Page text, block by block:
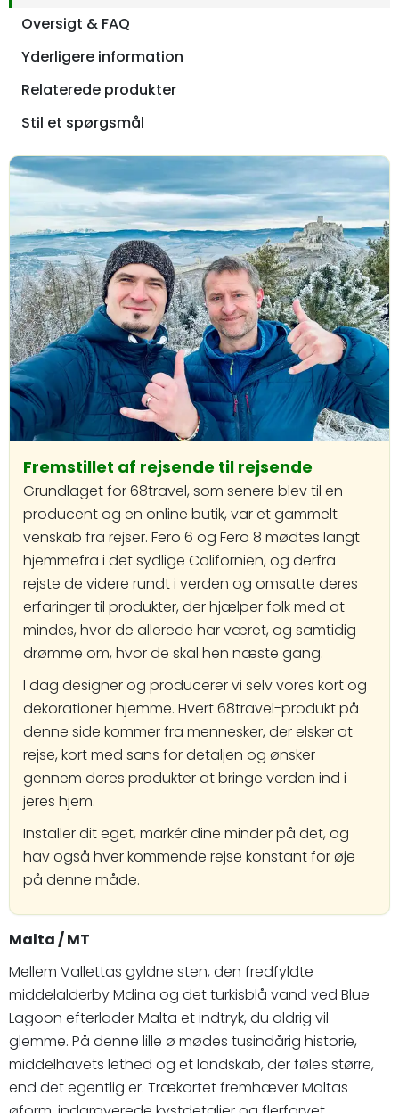
Oversigt & FAQ
Yderligere information
Relaterede produkter
Stil et spørgsmål
Fremstillet af rejsende til rejsende
Grundlaget for 68travel, som senere blev til en
producent og en online butik, var et gammelt
venskab fra rejser. Fero 6 og Fero 8 mødtes langt
hjemmefra i det sydlige Californien, og derfra
rejste de videre rundt i verden og omsatte deres
erfaringer til produkter, der hjælper folk med at
mindes, hvor de allerede har været, og samtidig
drømme om, hvor de skal hen næste gang.
I dag designer og producerer vi selv vores kort og
dekorationer hjemme. Hvert 68travel-produkt på
denne side kommer fra mennesker, der elsker at
rejse, kort med sans for detaljen og ønsker
gennem deres produkter at bringe verden ind i
jeres hjem.
Installer dit eget, markér dine minder på det, og
hav også hver kommende rejse konstant for øje
på denne måde.
Malta / MT
Mellem Vallettas gyldne sten, den fredfyldte
middelalderby Mdina og det turkisblå vand ved Blue
Lagoon efterlader Malta et indtryk, du aldrig vil
glemme. På denne lille ø mødes tusindårig historie,
middelhavets lethed og et landskab, der føles større,
end det egentlig er. Trækortet fremhæver Maltas